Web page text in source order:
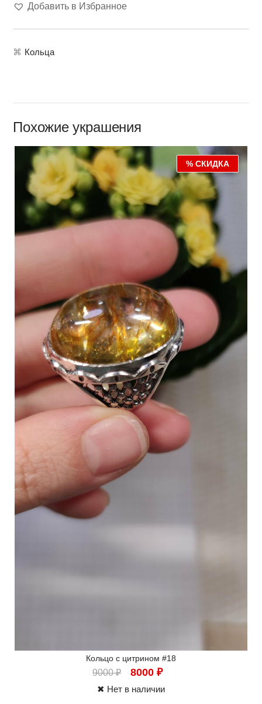
Добавить в Избранное
⌘ Кольца
Похожие украшения
% СКИДКА
Кольцо с цитрином #18
9000₽ 8000 ₽
✖ Нет в наличии